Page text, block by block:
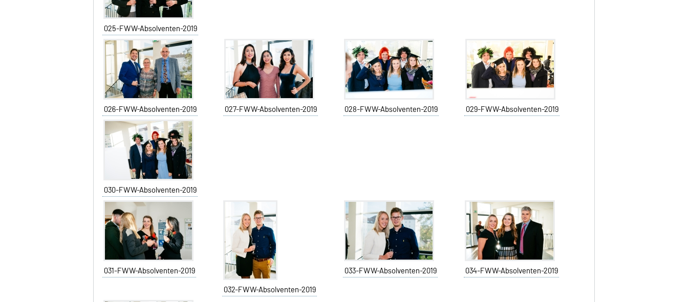
025-FWW-Absolventen-2019
026-FWW-Absolventen-2019 027-FWW-Absolventen-2019 028-FWW-Absolventen-2019 029-FWW-Absolventen-2019
030-FWW-Absolventen-2019
031-FWW-Absolventen-2019
032-FWW-Absolventen-2019
033-FWW-Absolventen-2019 034-FWW-Absolventen-2019